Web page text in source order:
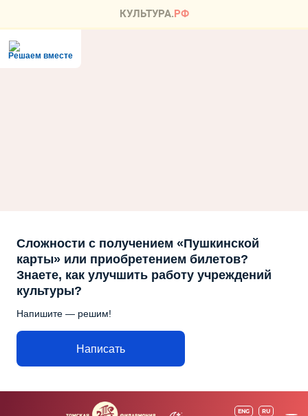
Решаем вместе
Сложности с получением «Пушкинской
карты» или приобретением билетов?
Знаете, как улучшить работу учреждений
культуры?
Напишите — решим!
Написать
ENG RU